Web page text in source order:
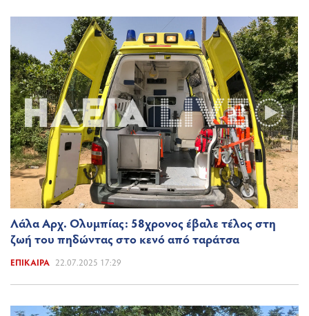
Λάλα Αρχ. Ολυμπίας: 58χρονος έβαλε τέλος στη
ζωή του πηδώντας στο κενό από ταράτσα
ΕΠΊΚΑΙΡΑ 22.07.2025 17:29